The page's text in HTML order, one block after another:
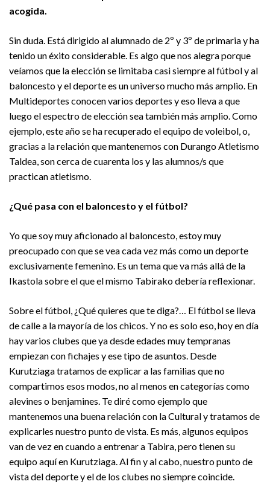
acogida.
Sin duda. Está dirigido al alumnado de 2º y 3º de primaria y ha
tenido un éxito considerable. Es algo que nos alegra porque
veíamos que la elección se limitaba casi siempre al fútbol y al
baloncesto y el deporte es un universo mucho más amplio. En
Multideportes conocen varios deportes y eso lleva a que
luego el espectro de elección sea también más amplio. Como
ejemplo, este año se ha recuperado el equipo de voleibol, o,
gracias a la relación que mantenemos con Durango Atletismo
Taldea, son cerca de cuarenta los y las alumnos/s que
practican atletismo.
¿Qué pasa con el baloncesto y el fútbol?
Yo que soy muy aficionado al baloncesto, estoy muy
preocupado con que se vea cada vez más como un deporte
exclusivamente femenino. Es un tema que va más allá de la
Ikastola sobre el que el mismo Tabirako debería reflexionar.
Sobre el fútbol, ¿Qué quieres que te diga?… El fútbol se lleva
de calle a la mayoría de los chicos. Y no es solo eso, hoy en día
hay varios clubes que ya desde edades muy tempranas
empiezan con fichajes y ese tipo de asuntos. Desde
Kurutziaga tratamos de explicar a las familias que no
compartimos esos modos, no al menos en categorías como
alevines o benjamines. Te diré como ejemplo que
mantenemos una buena relación con la Cultural y tratamos de
explicarles nuestro punto de vista. Es más, algunos equipos
van de vez en cuando a entrenar a Tabira, pero tienen su
equipo aquí en Kurutziaga. Al fin y al cabo, nuestro punto de
vista del deporte y el de los clubes no siempre coincide.